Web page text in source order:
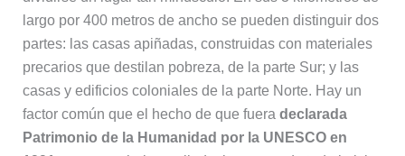
largo por 400 metros de ancho se pueden distinguir dos
partes: las casas apiñadas, construidas con materiales
precarios que destilan pobreza, de la parte Sur; y las
casas y edificios coloniales de la parte Norte. Hay un
factor común que el hecho de que fuera declarada
Patrimonio de la Humanidad por la UNESCO en